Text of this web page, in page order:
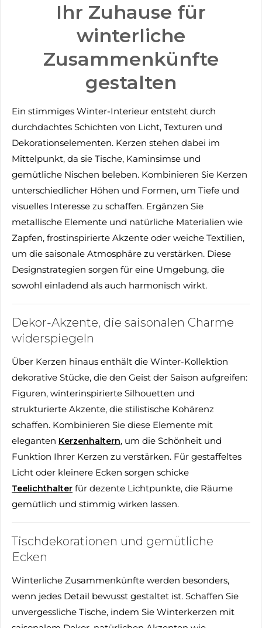
Ihr Zuhause für
winterliche
Zusammenkünfte
gestalten
Ein stimmiges Winter-Interieur entsteht durch
durchdachtes Schichten von Licht, Texturen und
Dekorationselementen. Kerzen stehen dabei im
Mittelpunkt, da sie Tische, Kaminsimse und
gemütliche Nischen beleben. Kombinieren Sie Kerzen
unterschiedlicher Höhen und Formen, um Tiefe und
visuelles Interesse zu schaffen. Ergänzen Sie
metallische Elemente und natürliche Materialien wie
Zapfen, frostinspirierte Akzente oder weiche Textilien,
um die saisonale Atmosphäre zu verstärken. Diese
Designstrategien sorgen für eine Umgebung, die
sowohl einladend als auch harmonisch wirkt.
Dekor-Akzente, die saisonalen Charme
widerspiegeln
Über Kerzen hinaus enthält die Winter-Kollektion
dekorative Stücke, die den Geist der Saison aufgreifen:
Figuren, winterinspirierte Silhouetten und
strukturierte Akzente, die stilistische Kohärenz
schaffen. Kombinieren Sie diese Elemente mit
eleganten Kerzenhaltern, um die Schönheit und
Funktion Ihrer Kerzen zu verstärken. Für gestaffeltes
Licht oder kleinere Ecken sorgen schicke
Teelichthalter für dezente Lichtpunkte, die Räume
gemütlich und stimmig wirken lassen.
Tischdekorationen und gemütliche
Ecken
Winterliche Zusammenkünfte werden besonders,
wenn jedes Detail bewusst gestaltet ist. Schaffen Sie
unvergessliche Tische, indem Sie Winterkerzen mit